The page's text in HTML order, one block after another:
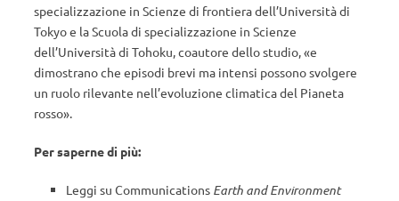
specializzazione in Scienze di frontiera dell’Università di
Tokyo e la Scuola di specializzazione in Scienze
dell’Università di Tohoku, coautore dello studio, «e
dimostrano che episodi brevi ma intensi possono svolgere
un ruolo rilevante nell’evoluzione climatica del Pianeta
rosso».
Per saperne di più:
Leggi su Communications Earth and Environment